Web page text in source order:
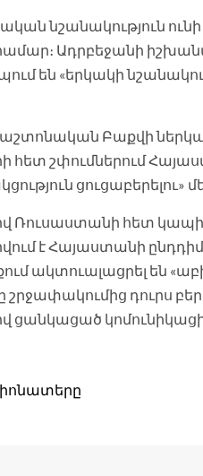
նշանակություն
համար։ Ադրբեջանի
են «երկակի
Բաքվի
շփումներում
ցուցաբերելու»
Ռուսաստանի հետ կապի
է Հայաստանի
ակտուալացրել են
դուրս
ցանկացած